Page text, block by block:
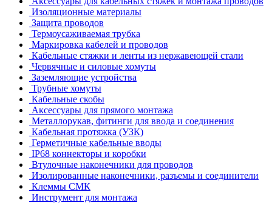
Изоляционные материалы
Защита проводов
Термоусаживаемая трубка
Маркировка кабелей и проводов
Кабельные стяжки и ленты из нержавеющей стали
Червячные и силовые хомуты
Заземляющие устройства
Трубные хомуты
Кабельные скобы
Аксессуары для прямого монтажа
Металлорукав, фитинги для ввода и соединения
Кабельная протяжка (УЗК)
Герметичные кабельные вводы
IP68 коннекторы и коробки
Втулочные наконечники для проводов
Изолированные наконечники, разъемы и соединители
Клеммы СМК
Инструмент для монтажа